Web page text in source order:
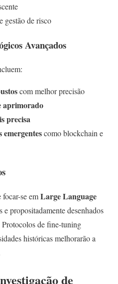
gestão de risco
Avançados
com melhor precisão
aprimorado
precisa
emergentescomo blockchain e
se emLarge Language
e propositadamente desenhados
de fine-tuning
históricas melhorarão a
de